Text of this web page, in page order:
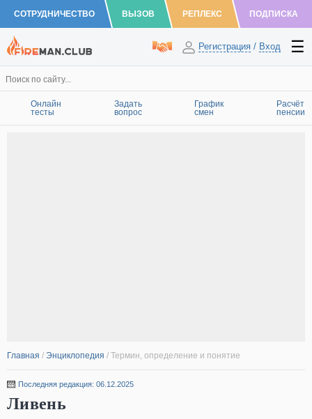
СОТРУДНИЧЕСТВО ВЫЗОВ РЕПЛЕКС ПОДПИСКА
Регистрация / Вход
Онлайн
тесты
Задать
вопрос
График
смен
Расчёт
пенсии
Главная / Энциклопедия / Термин, определение и понятие
Последняя редакция: 06.12.2025
Ливень